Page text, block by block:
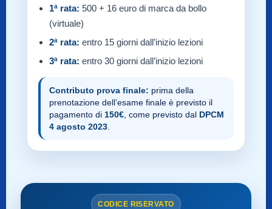
1ª rata: 500 + 16 euro di marca da bollo
(virtuale)
2ª rata: entro 15 giorni dall’inizio lezioni
3ª rata: entro 30 giorni dall’inizio lezioni
Contributo prova finale: prima della
prenotazione dell’esame finale è previsto il
pagamento di 150€ , come previsto dal DPCM
4 agosto 2023
CODICE RISERVATO